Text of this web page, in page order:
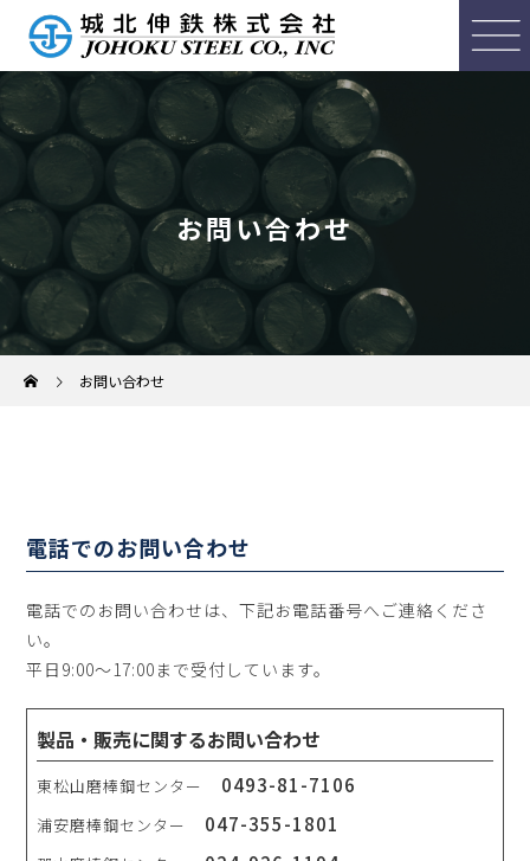
お問い合わせ
お問い合わせ
電話でのお問い合わせ
電話でのお問い合わせは、下記お電話番号へご連絡くださ
い。
平日9:00～17:00まで受付しています。
製品・販売に関するお問い合わせ
東松山磨棒鋼センター 0493-81-7106
浦安磨棒鋼センター 047-355-1801